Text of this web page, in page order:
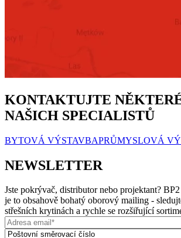
KONTAKTUJTE
NAŠICH SPECIALISTŮ
BYTOVÁ VÝSTAVBAPRŮMYSLOVÁ
NEWSLETTER
Jste pokrývač, distributor nebo projektant?
je to obsahově bohatý oborový mailing -
střešních krytinách a rychle se rozšiřující